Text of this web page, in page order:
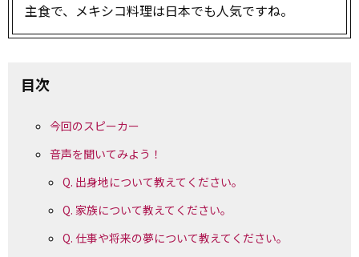
主食で、メキシコ料理は日本でも人気ですね。
目次
今回のスピーカー
音声を聞いてみよう！
Q. 出身地について教えてください。
Q. 家族について教えてください。
Q. 仕事や将来の夢について教えてください。